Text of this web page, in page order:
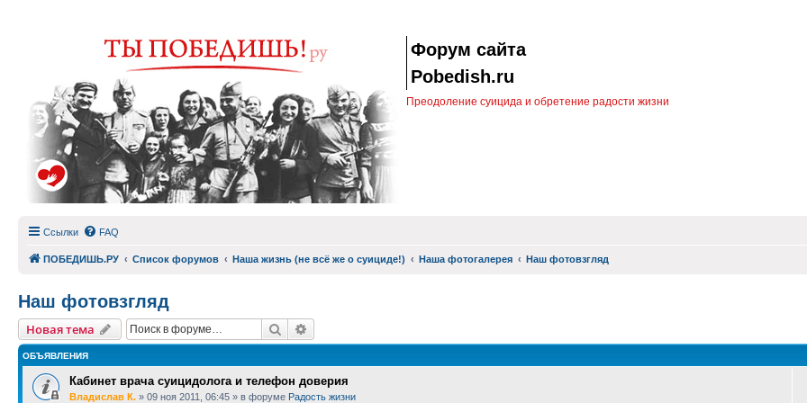
Форум сайта
Pobedish.ru
Преодоление суицида и обретение радости жизни
Ссылки FAQ
ПОБЕДИШЬ.РУ Список форумов Наша жизнь (не всё же о суициде!) Наша фотогалерея Наш фотовзгляд
Наш фотовзгляд
Новая тема Поиск
ОБЪЯВЛЕНИЯ
Кабинет врача суицидолога и телефон доверия
Владислав К. » 09 ноя 2011, 06:45 » в форуме Радость жизни